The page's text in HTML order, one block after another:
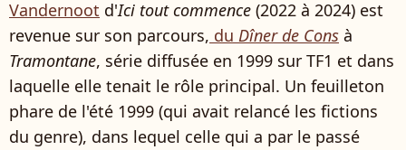
Vandernoot d'Ici tout commence (2022 à 2024) est
revenue sur son parcours, du Dîner de Cons à
Tramontane, série diffusée en 1999 sur TF1 et dans
laquelle elle tenait le rôle principal. Un feuilleton
phare de l'été 1999 (qui avait relancé les fictions
du genre), dans lequel celle qui a par le passé